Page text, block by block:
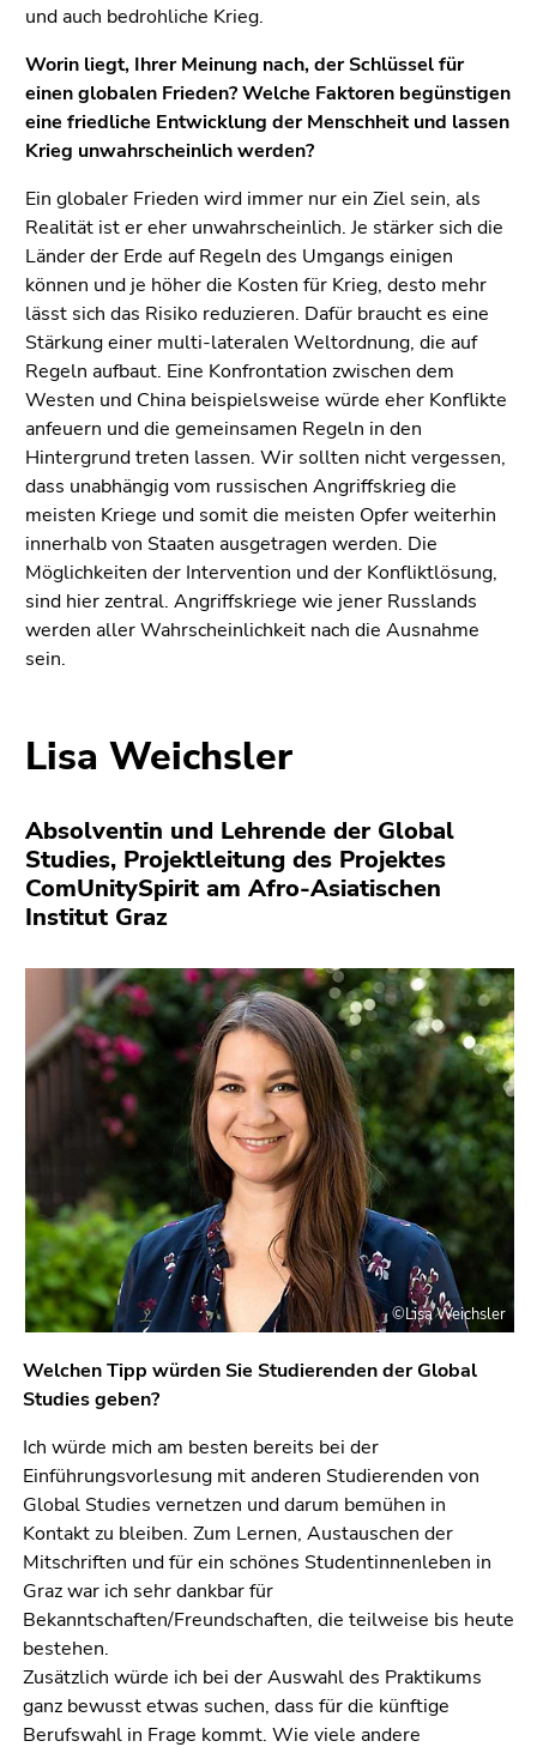
und auch bedrohliche Krieg.
Worin liegt, Ihrer Meinung nach, der Schlüssel für
einen globalen Frieden? Welche Faktoren begünstigen
eine friedliche Entwicklung der Menschheit und lassen
Krieg unwahrscheinlich werden?
Ein globaler Frieden wird immer nur ein Ziel sein, als
Realität ist er eher unwahrscheinlich. Je stärker sich die
Länder der Erde auf Regeln des Umgangs einigen
können und je höher die Kosten für Krieg, desto mehr
lässt sich das Risiko reduzieren. Dafür braucht es eine
Stärkung einer multi-lateralen Weltordnung, die auf
Regeln aufbaut. Eine Konfrontation zwischen dem
Westen und China beispielsweise würde eher Konflikte
anfeuern und die gemeinsamen Regeln in den
Hintergrund treten lassen. Wir sollten nicht vergessen,
dass unabhängig vom russischen Angriffskrieg die
meisten Kriege und somit die meisten Opfer weiterhin
innerhalb von Staaten ausgetragen werden. Die
Möglichkeiten der Intervention und der Konfliktlösung,
sind hier zentral. Angriffskriege wie jener Russlands
werden aller Wahrscheinlichkeit nach die Ausnahme
sein.
Lisa Weichsler
Absolventin und Lehrende der Global
Studies, Projektleitung des Projektes
ComUnitySpirit am Afro-Asiatischen
Institut Graz
©Lisa Weichsler
Welchen Tipp würden Sie Studierenden der Global
Studies geben?
Ich würde mich am besten bereits bei der
Einführungsvorlesung mit anderen Studierenden von
Global Studies vernetzen und darum bemühen in
Kontakt zu bleiben. Zum Lernen, Austauschen der
Mitschriften und für ein schönes Studentinnenleben in
Graz war ich sehr dankbar für
Bekanntschaften/Freundschaften, die teilweise bis heute
bestehen.
Zusätzlich würde ich bei der Auswahl des Praktikums
ganz bewusst etwas suchen, dass für die künftige
Berufswahl in Frage kommt. Wie viele andere